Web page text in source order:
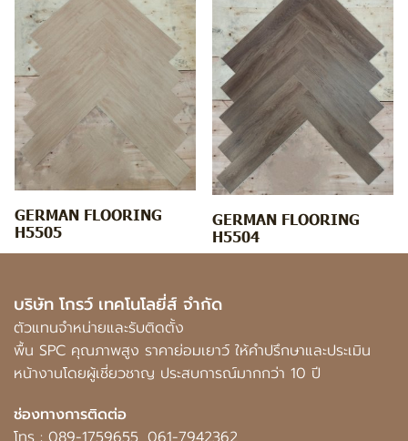
GERMAN FLOORING
H5505
GERMAN FLOORING
H5504
บริษัท โกรว์ เทคโนโลยี่ส์ จำกัด
ตัวแทนจำหน่ายและรับติดตั้ง
พื้น SPC คุณภาพสูง ราคาย่อมเยาว์ ให้คำปรึกษาและประเมิน
หน้างานโดยผู้เชี่ยวชาญ ประสบการณ์มากกว่า 10 ปี
ช่องทางการติดต่อ